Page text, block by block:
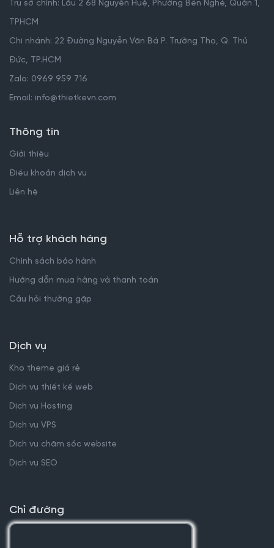
Trụ sở chính: Lầu 2 68 Nguyễn Huệ, Phường Bến Nghé, Quận 1,
TPHCM
Chi nhánh: 22 Đường Nguyễn Văn Bá P. Trường Thọ, Q. Thủ
Đức, TP.HCM
Zalo: 0969 959 716
Email: info@thietkevn.com
Thông tin
Giới thiệu
Điều khoản dịch vụ
Liên hệ
Hỗ trợ khách hàng
Chính sách bảo hành
Hướng dẫn mua hàng và thanh toán
Câu hỏi thường gặp
Dịch vụ
Kho theme giá rẻ
Dịch vụ thiết kế web
Dịch vụ Hosting
Dịch vụ VPS
Dịch vụ chăm sóc website
Dịch vụ SEO
Chỉ đường